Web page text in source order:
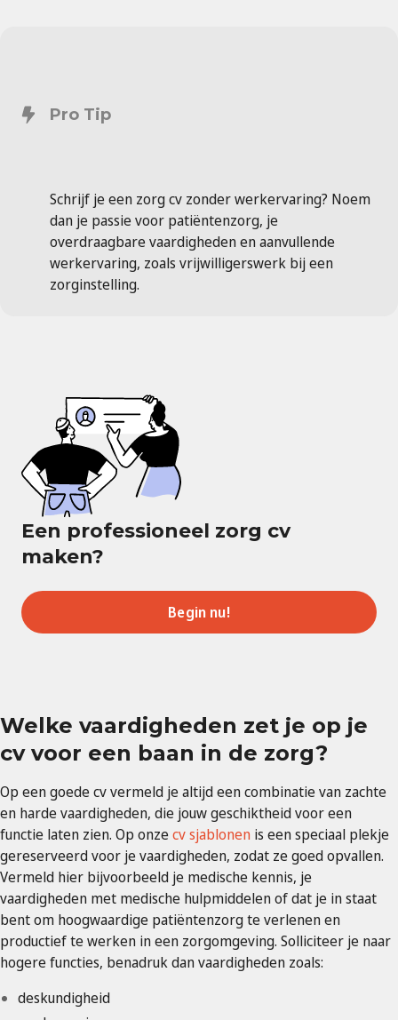
Pro Tip
Schrijf je een zorg cv zonder werkervaring? Noem
dan je passie voor patiëntenzorg, je
overdraagbare vaardigheden en aanvullende
werkervaring, zoals vrijwilligerswerk bij een
zorginstelling.
Een professioneel zorg cv
maken?
Begin nu!
Welke vaardigheden zet je op je
cv voor een baan in de zorg?
Op een goede cv vermeld je altijd een combinatie van zachte
en harde vaardigheden, die jouw geschiktheid voor een
functie laten zien. Op onzecv sjablonen is een speciaal plekje
gereserveerd voor je vaardigheden, zodat ze goed opvallen.
Vermeld hier bijvoorbeeld je medische kennis, je
vaardigheden met medische hulpmiddelen of dat je in staat
bent om hoogwaardige patiëntenzorg te verlenen en
productief te werken in een zorgomgeving. Solliciteer je naar
hogere functies, benadruk dan vaardigheden zoals:
deskundigheid